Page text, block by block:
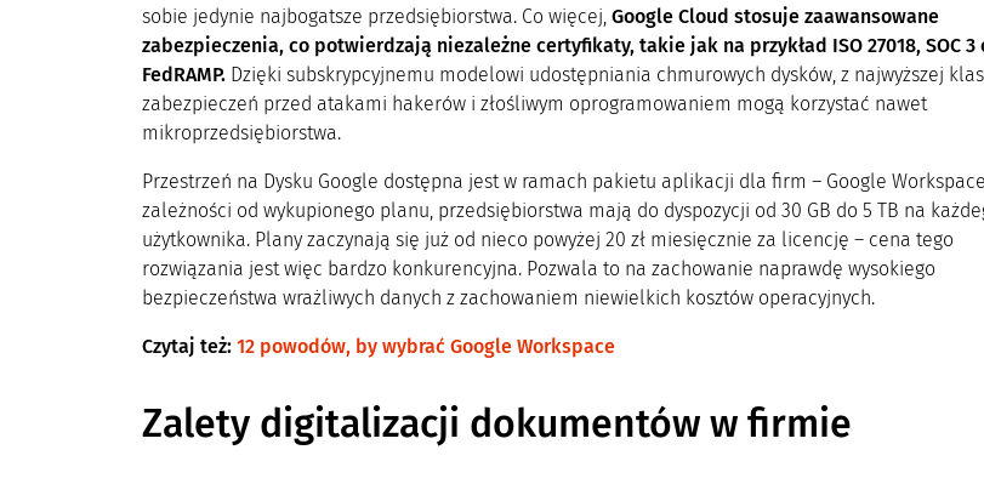
sobie jedynie najbogatsze przedsiębiorstwa. Co więcej, Google Cloud stosuje zaawansowane
zabezpieczenia, co potwierdzają niezależne certyfikaty, takie jak na przykład ISO 27018, SOC 3
FedRAMP. Dzięki subskrypcyjnemu modelowi udostępniania chmurowych dysków, z najwyższej
zabezpieczeń przed atakami hakerów i złośliwym oprogramowaniem mogą korzystać nawet
mikroprzedsiębiorstwa.
Przestrzeń na Dysku Google dostępna jest w ramach pakietu aplikacji dla firm – Google
zależności od wykupionego planu, przedsiębiorstwa mają do dyspozycji od 30 GB do 5 TB na
użytkownika. Plany zaczynają się już od nieco powyżej 20 zł miesięcznie za licencję – cena tego
rozwiązania jest więc bardzo konkurencyjna. Pozwala to na zachowanie naprawdę wysokiego
bezpieczeństwa wrażliwych danych z zachowaniem niewielkich kosztów operacyjnych.
Czytaj też: 12 powodów, by wybrać Google Workspace
Zalety digitalizacji dokumentów w firmie